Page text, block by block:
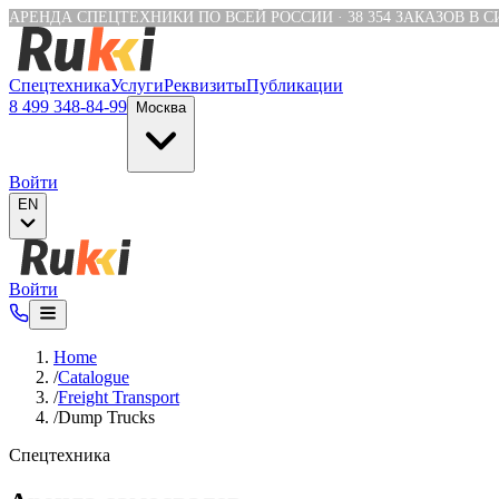
Verification: e6a4652c04df1fb8
АРЕНДА СПЕЦТЕХНИКИ ПО ВСЕЙ РОССИИ · 38 354 ЗАКАЗОВ В
СпецтехникаУслугиРеквизитыПубликации
8 499 348-84-99
Москва
Войти
EN
Войти
Home
/Catalogue
/Freight Transport
/Dump Trucks
Спецтехника